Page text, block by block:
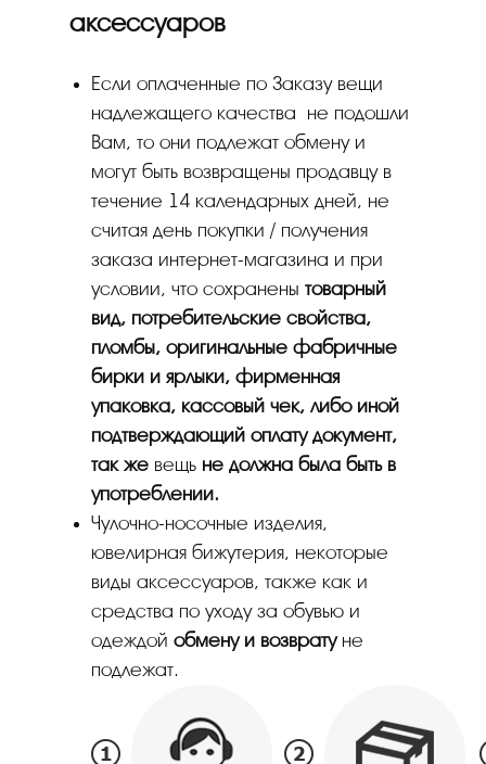
аксессуаров
Если оплаченные по Заказу вещи
надлежащего качества не подошли
Вам, то они подлежат обмену и
могут быть возвращены продавцу в
течение 14 календарных дней, не
считая день покупки / получения
заказа интернет-магазина и при
условии, что сохранены товарный
вид, потребительские свойства,
пломбы, оригинальные фабричные
бирки и ярлыки, фирменная
упаковка, кассовый чек, либо иной
подтверждающий оплату документ,
так же вещь не должна была быть в
употреблении.
Чулочно-носочные изделия,
ювелирная бижутерия, некоторые
виды аксессуаров, также как и
средства по уходу за обувью и
одеждой обмену и возвратуне
подлежат.